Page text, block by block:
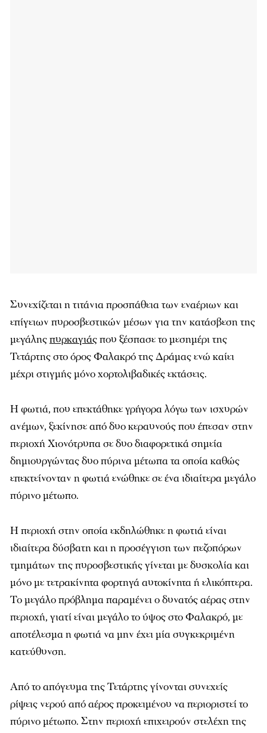
Συνεχίζεται η τιτάνια προσπάθεια των εναέριων και
επίγειων πυροσβεστικών μέσων για την κατάσβεση της
μεγάληςπυρκαγιάςπου ξέσπασε το μεσημέρι της
Τετάρτης στο όρος Φαλακρό της Δράμας ενώ καίει
μέχρι στιγμής μόνο χορτολιβαδικές εκτάσεις.
Η φωτιά, που επεκτάθηκε γρήγορα λόγω των ισχυρών
ανέμων, ξεκίνησε από δυο κεραυνούς που έπεσαν στην
περιοχή Χιονότρυπα σε δυο διαφορετικά σημεία
δημιουργώντας δυο πύρινα μέτωπα τα οποία καθώς
επεκτείνονταν η φωτιά ενώθηκε σε ένα ιδιαίτερα μεγάλο
πύρινο μέτωπο.
Η περιοχή στην οποία εκδηλώθηκε η φωτιά είναι
ιδιαίτερα δύσβατη και η προσέγγιση των πεζοπόρων
τμημάτων της πυροσβεστικής γίνεται με δυσκολία και
μόνο με τετρακίνητα φορτηγά αυτοκίνητα ή ελικόπτερα.
Το μεγάλο πρόβλημα παραμένει ο δυνατός αέρας στην
περιοχή, γιατί είναι μεγάλο το ύψος στο Φαλακρό, με
αποτέλεσμα η φωτιά να μην έχει μία συγκεκριμένη
κατεύθυνση.
Από το απόγευμα της Τετάρτης γίνονται συνεχείς
ρίψεις νερού από αέρος προκειμένου να περιοριστεί το
πύρινο μέτωπο. Στην περιοχή επιχειρούν στελέχη της